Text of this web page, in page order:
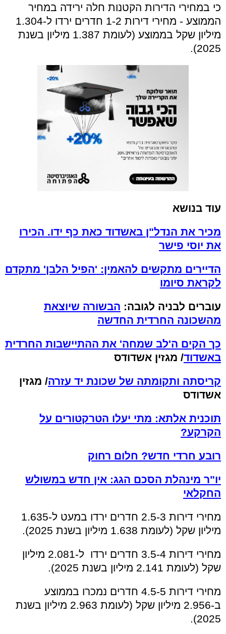
כי במחירי הדירות הקטנות חלה ירידה במחיר
הממוצע - מחירי דירות 1-2 חדרים ירדו ל-1.304
מיליון שקל בממוצע (לעומת 1.387 מיליון בשנת
2025).
עוד בנושא
מכיר את הנדל"ן באשדוד כאת כף ידו. הכירו
את יוסי פישר
הדיירים מתקשים להאמין: 'הפיל הלבן' מתקדם
לקראת סיומו
עוברים לבניה לגובה: הבשורה שיוצאת
מהשכונה החרדית החדשה
כך הקים ה'לב שמחה' את ההתיישבות החרדית
באשדוד/ מגזין אשדודס
קריסתה ותקומתה של שכונת יד עזרה/ מגזין
אשדודס
תוכנית אלתא: מתי יעלו הטרקטורים על
הקרקע?
רובע חרדי חדש? חלום רחוק
יו"ר מינהלת הסכם הגג: אין חדש במשולש
החקלאי
מחירי דירות
2.5-3 חדרים ירדו במעט ל-1.635
מיליון שקל (לעומת 1.638 מיליון בשנת 2025).
מחירי דירות 3.5-4 חדרים ירדו ל-2.081 מיליון
שקל (לעומת 2.141 מיליון בשנת 2025).
מחירי דירות 4.5-5 חדרים נמכרו בממוצע
ב-2.956 מיליון שקל (לעומת 2.963 מיליון בשנת
2025).